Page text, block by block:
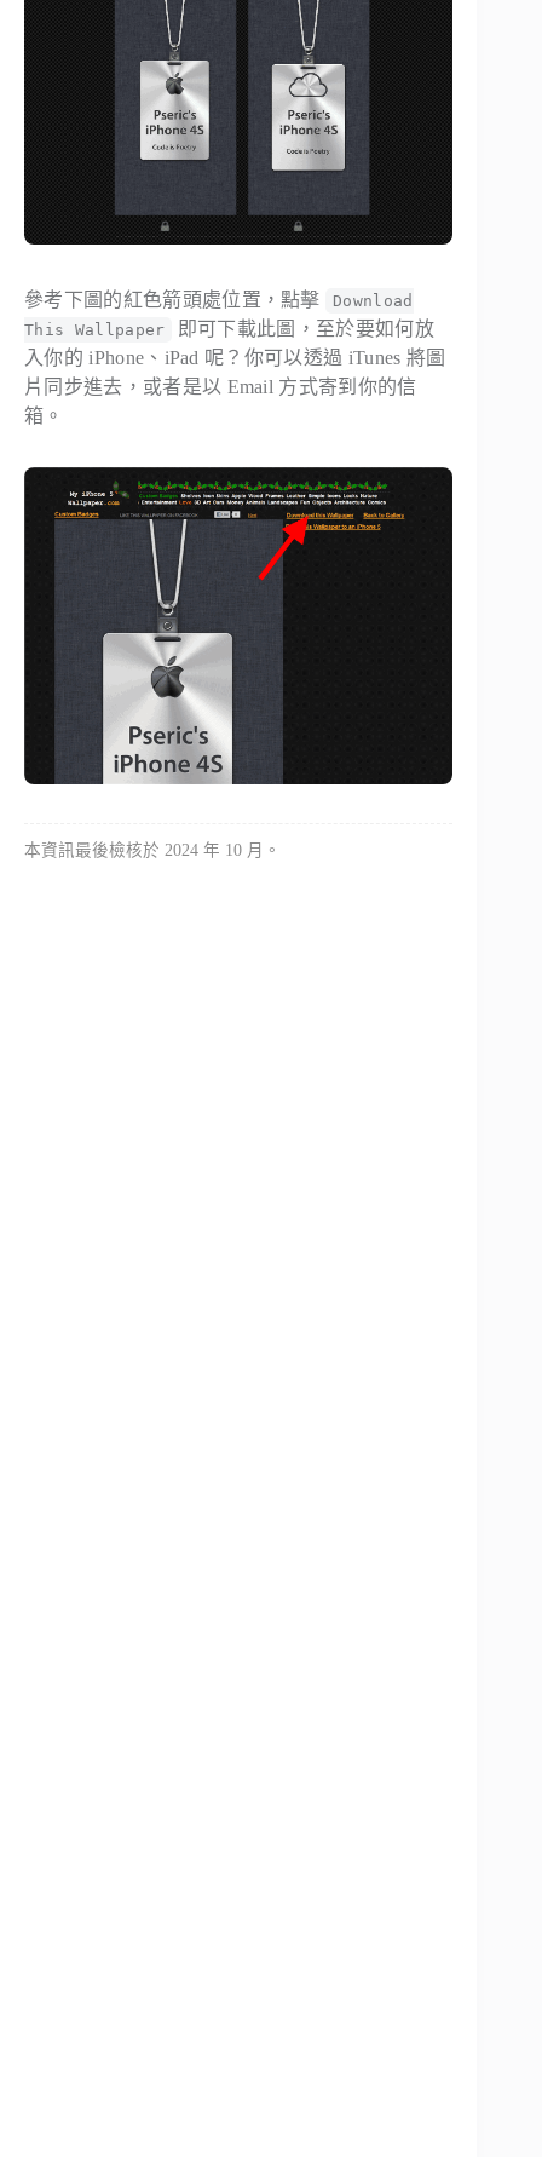
參考下圖的紅色箭頭處位置，點擊
Download
This Wallpaper
即可下載此圖，至於要如何放
入你的 iPhone、iPad 呢？你可以透過 iTunes 將圖
片同步進去，或者是以 Email 方式寄到你的信
箱。
本資訊最後檢核於 2024 年 10 月。